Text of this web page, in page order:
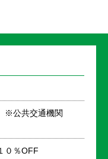
※公共交通機関
０％OFF